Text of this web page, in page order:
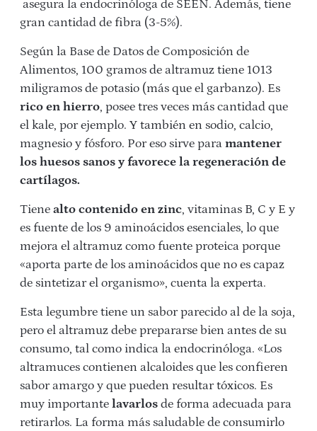
asegura la endocrinóloga de SEEN. Además, tiene
gran cantidad de fibra (3-5%).
Según la Base de Datos de Composición de
Alimentos, 100 gramos de altramuz tiene 1013
miligramos de potasio (más que el garbanzo). Es
rico en hierro, posee tres veces más cantidad que
el kale, por ejemplo. Y también en sodio, calcio,
magnesio y fósforo. Por eso sirve para mantener
los huesos sanos y favorece la regeneración de
cartílagos.
Tiene alto contenido en zinc, vitaminas B, C y E y
es fuente de los 9 aminoácidos esenciales, lo que
mejora el altramuz como fuente proteica porque
«aporta parte de los aminoácidos que no es capaz
de sintetizar el organismo», cuenta la experta.
Esta legumbre tiene un sabor parecido al de la soja,
pero el altramuz debe prepararse bien antes de su
consumo, tal como indica la endocrinóloga. «Los
altramuces contienen alcaloides que les confieren
sabor amargo y que pueden resultar tóxicos. Es
muy importante lavarlos de forma adecuada para
retirarlos. La forma más saludable de consumirlo